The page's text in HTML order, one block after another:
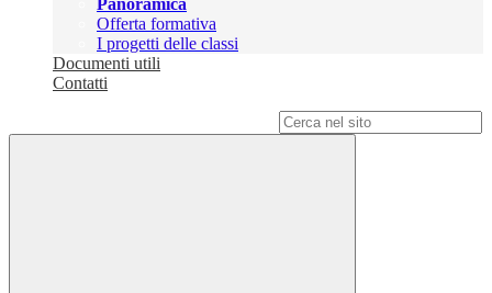
Panoramica
Offerta formativa
I progetti delle classi
Documenti utili
Contatti